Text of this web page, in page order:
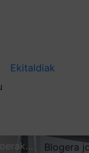
Ekitaldiak
Blogera